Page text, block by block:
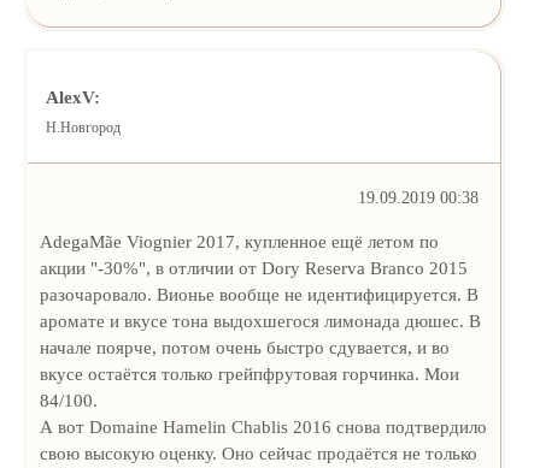
AlexV:
Н.Новгород
19.09.2019 00:38
AdegaMãe Viognier 2017, купленное ещё летом по
акции "-30%", в отличии от Dory Reserva Branco 2015
разочаровало. Вионье вообще не идентифицируется. В
аромате и вкусе тона выдохшегося лимонада дюшес. В
начале поярче, потом очень быстро сдувается, и во
вкусе остаётся только грейпфрутовая горчинка. Мои
84/100.
А вот Domaine Hamelin Chablis 2016 снова подтвердило
свою высокую оценку. Оно сейчас продаётся не только